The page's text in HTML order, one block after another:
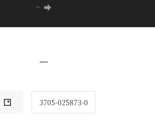
−
−
3705-025873-0